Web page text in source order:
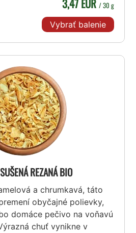
3,47 EUR / 30 g
Vybrať balenie
REZANÁ BIO
a chrumkavá, táto
obyčajné polievky,
domáce pečivo na voňavú
chuť vynikne v